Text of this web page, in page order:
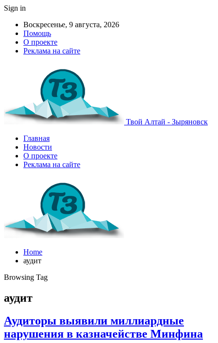
Sign in
Воскресенье, 9 августа, 2026
Помощь
О проекте
Реклама на сайте
Твой Алтай - Зыряновск
Главная
Новости
О проекте
Реклама на сайте
Home
аудит
Browsing Tag
аудит
Аудиторы выявили миллиардные
нарушения в казначействе Минфина